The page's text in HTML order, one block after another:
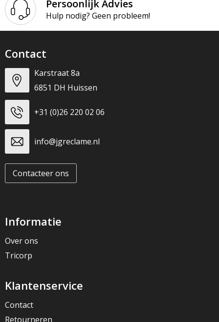
Persoonlijk Advies
Hulp nodig? Geen probleem!
Contact
Karstraat 8a
6851 DH Huissen
+31 (0)26 220 02 06
info@jgreclame.nl
Contacteer ons
Informatie
Over ons
Tricorp
Klantenservice
Contact
Retourneren